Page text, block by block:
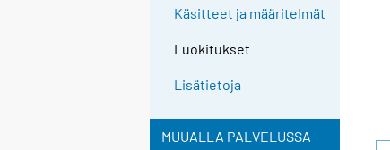
Käsitteet ja määritelmät
Luokitukset
Lisätietoja
MUUALLA PALVELUSSA